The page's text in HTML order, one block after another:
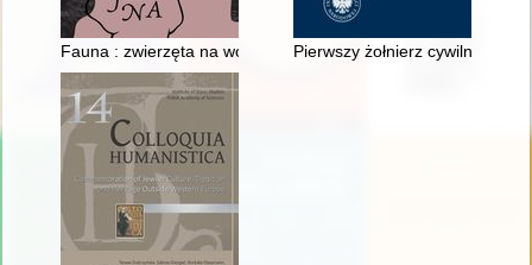
Fauna : zwierzęta na wojnie i ich ludzie = animals at war and
Pierwszy żołnierz cywilnego